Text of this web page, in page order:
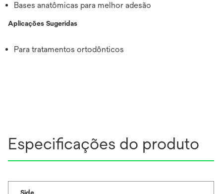
Bases anatômicas para melhor adesão
Aplicações Sugeridas
Para tratamentos ortodônticos
Especificações do produto